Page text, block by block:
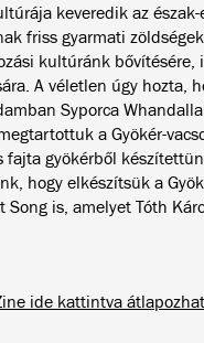
keveredik az
friss gyarmati
kultúránk bővítésére,
A véletlen úgy hozta,
Syporca
a Gyökér-
fajta gyökérből
hogy elkészítsük a
Song is, amelyet Tóth
ide kattintva